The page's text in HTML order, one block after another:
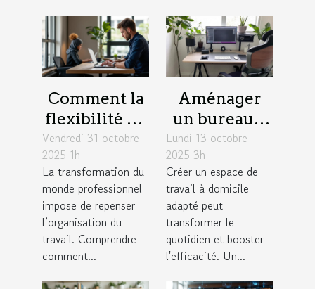
Comment la
flexibilité du
travail
influence la
productivité
des équipes ?
Vendredi 31 octobre
2025 1h
La transformation du
monde professionnel
impose de repenser
l’organisation du
travail. Comprendre
comment...
Aménager
un bureau à
domicile :
astuces pour
combiner
confort et
productivité
Lundi 13 octobre
2025 3h
Créer un espace de
travail à domicile
adapté peut
transformer le
quotidien et booster
l'efficacité. Un...